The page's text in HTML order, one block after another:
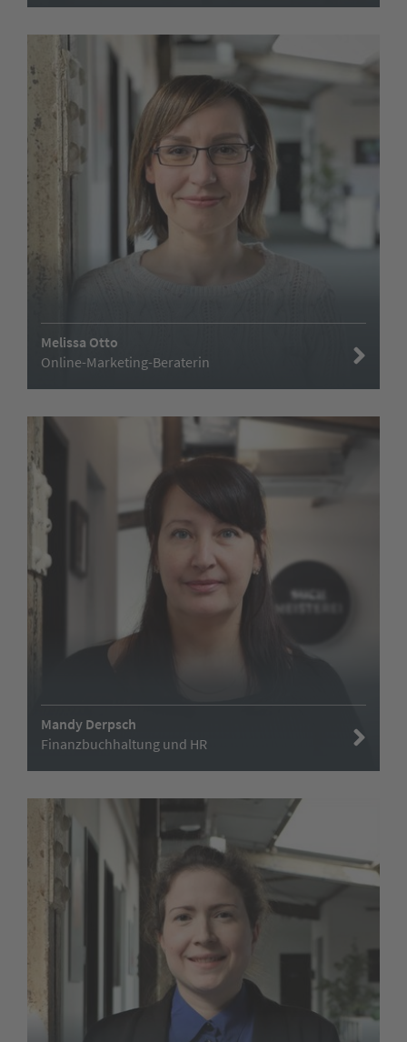
Melissa Otto
Online-Marketing-Beraterin
Mandy Derpsch
Finanzbuchhaltung und HR